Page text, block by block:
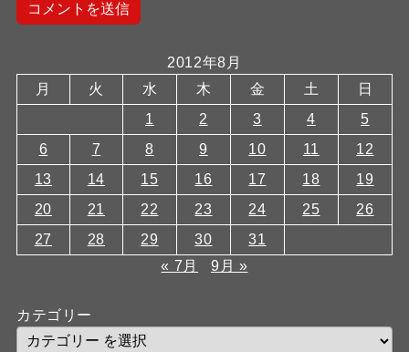
2012年8月
月
火 水 木 金 土
日
1
2 3 4
5
6
7 8 9 10 11
12
13
14 15 16 17 18
19
20
21 22 23 24 25
26
27
28 29 30
31
« 7月
9月 »
カテゴリー